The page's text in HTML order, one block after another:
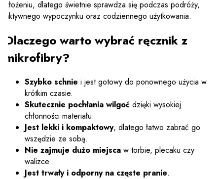
złożeniu, dlatego świetnie sprawdza się podczas podróży,
aktywnego wypoczynku oraz codziennego użytkowania.
Dlaczego warto wybrać ręcznik z
mikrofibry?
Szybko schnie i jest gotowy do ponownego użycia w
krótkim czasie.
Skutecznie pochłania wilgoć dzięki wysokiej
chłonności materiału.
Jest lekki i kompaktowy, dlatego łatwo zabrać go
wszędzie ze sobą.
Nie zajmuje dużo miejsca w torbie, plecaku czy
walizce.
Jest trwały i odporny na częste pranie.